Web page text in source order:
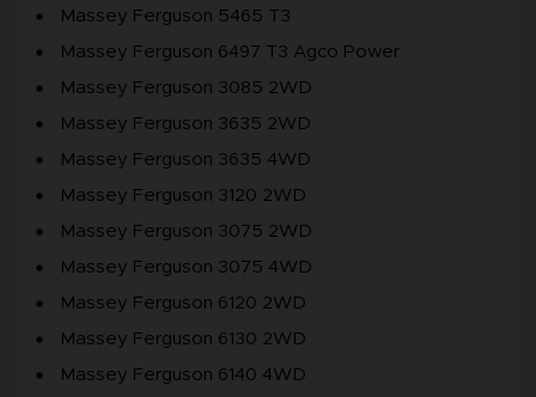
Massey Ferguson 5465 T3
Massey Ferguson 6497 T3 Agco Power
Massey Ferguson 3085 2WD
Massey Ferguson 3635 2WD
Massey Ferguson 3635 4WD
Massey Ferguson 3120 2WD
Massey Ferguson 3075 2WD
Massey Ferguson 3075 4WD
Massey Ferguson 6120 2WD
Massey Ferguson 6130 2WD
Massey Ferguson 6140 4WD